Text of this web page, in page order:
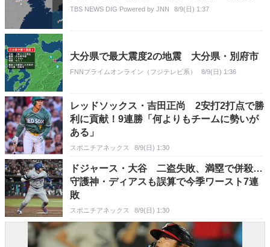
TBS NEWS DIG Powered by JNN 8/9(日) 1:37
大分県で最大震度2の地震 大分県・別府市
FNNプライムオンライン（フジテレビ系） 8/9(日) 1:36
レッドソックス・吉田正尚 2安打2打点で勝
利に貢献！9連勝「何よりもチームに勢いが
ある」
スポニチアネックス 8/9(日) 1:30
ドジャース・大谷 二盗失敗、満塁で併殺…
守護神・ディアスも誤算で今季ワースト7連
敗
スポニチアネックス 8/9(日) 1:30